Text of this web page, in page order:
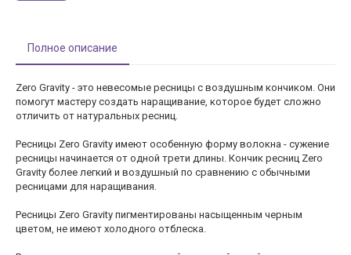
Полное описание
Zero Gravity - это невесомые ресницы с воздушным кончиком. Они
помогут мастеру создать наращивание, которое будет сложно
отличить от натуральных ресниц.
Ресницы Zero Gravity имеют особенную форму волокна - сужение
ресницы начинается от одной трети длины. Кончик ресниц Zero
Gravity более легкий и воздушный по сравнению с обычными
ресницами для наращивания.
Ресницы Zero Gravity пигментированы насыщенным черным
цветом, не имеют холодного отблеска.